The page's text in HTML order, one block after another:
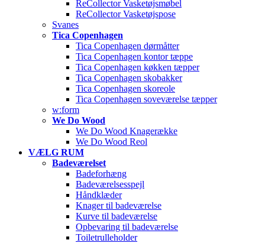
ReCollector Vasketøjsmøbel
ReCollector Vasketøjspose
Svanes
Tica Copenhagen
Tica Copenhagen dørmåtter
Tica Copenhagen kontor tæppe
Tica Copenhagen køkken tæpper
Tica Copenhagen skobakker
Tica Copenhagen skoreole
Tica Copenhagen soveværelse tæpper
w:form
We Do Wood
We Do Wood Knagerække
We Do Wood Reol
VÆLG RUM
Badeværelset
Badeforhæng
Badeværelsesspejl
Håndklæder
Knager til badeværelse
Kurve til badeværelse
Opbevaring til badeværelse
Toiletrulleholder